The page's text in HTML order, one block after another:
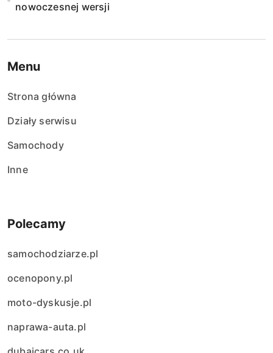
nowoczesnej wersji
Menu
Strona główna
Działy serwisu
Samochody
Inne
Polecamy
samochodziarze.pl
ocenopony.pl
moto-dyskusje.pl
naprawa-auta.pl